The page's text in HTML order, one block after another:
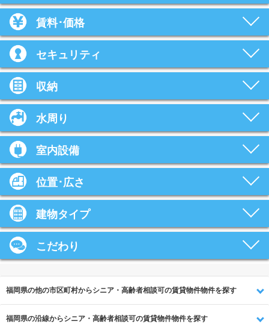
賃料･価格
セキュリティ
収納
水周り
室内設備
位置･広さ
建物タイプ
こだわり
福岡県の他の市区町村からシニア・高齢者相談可の賃貸物件物件を探す
福岡県の沿線からシニア・高齢者相談可の賃貸物件物件を探す